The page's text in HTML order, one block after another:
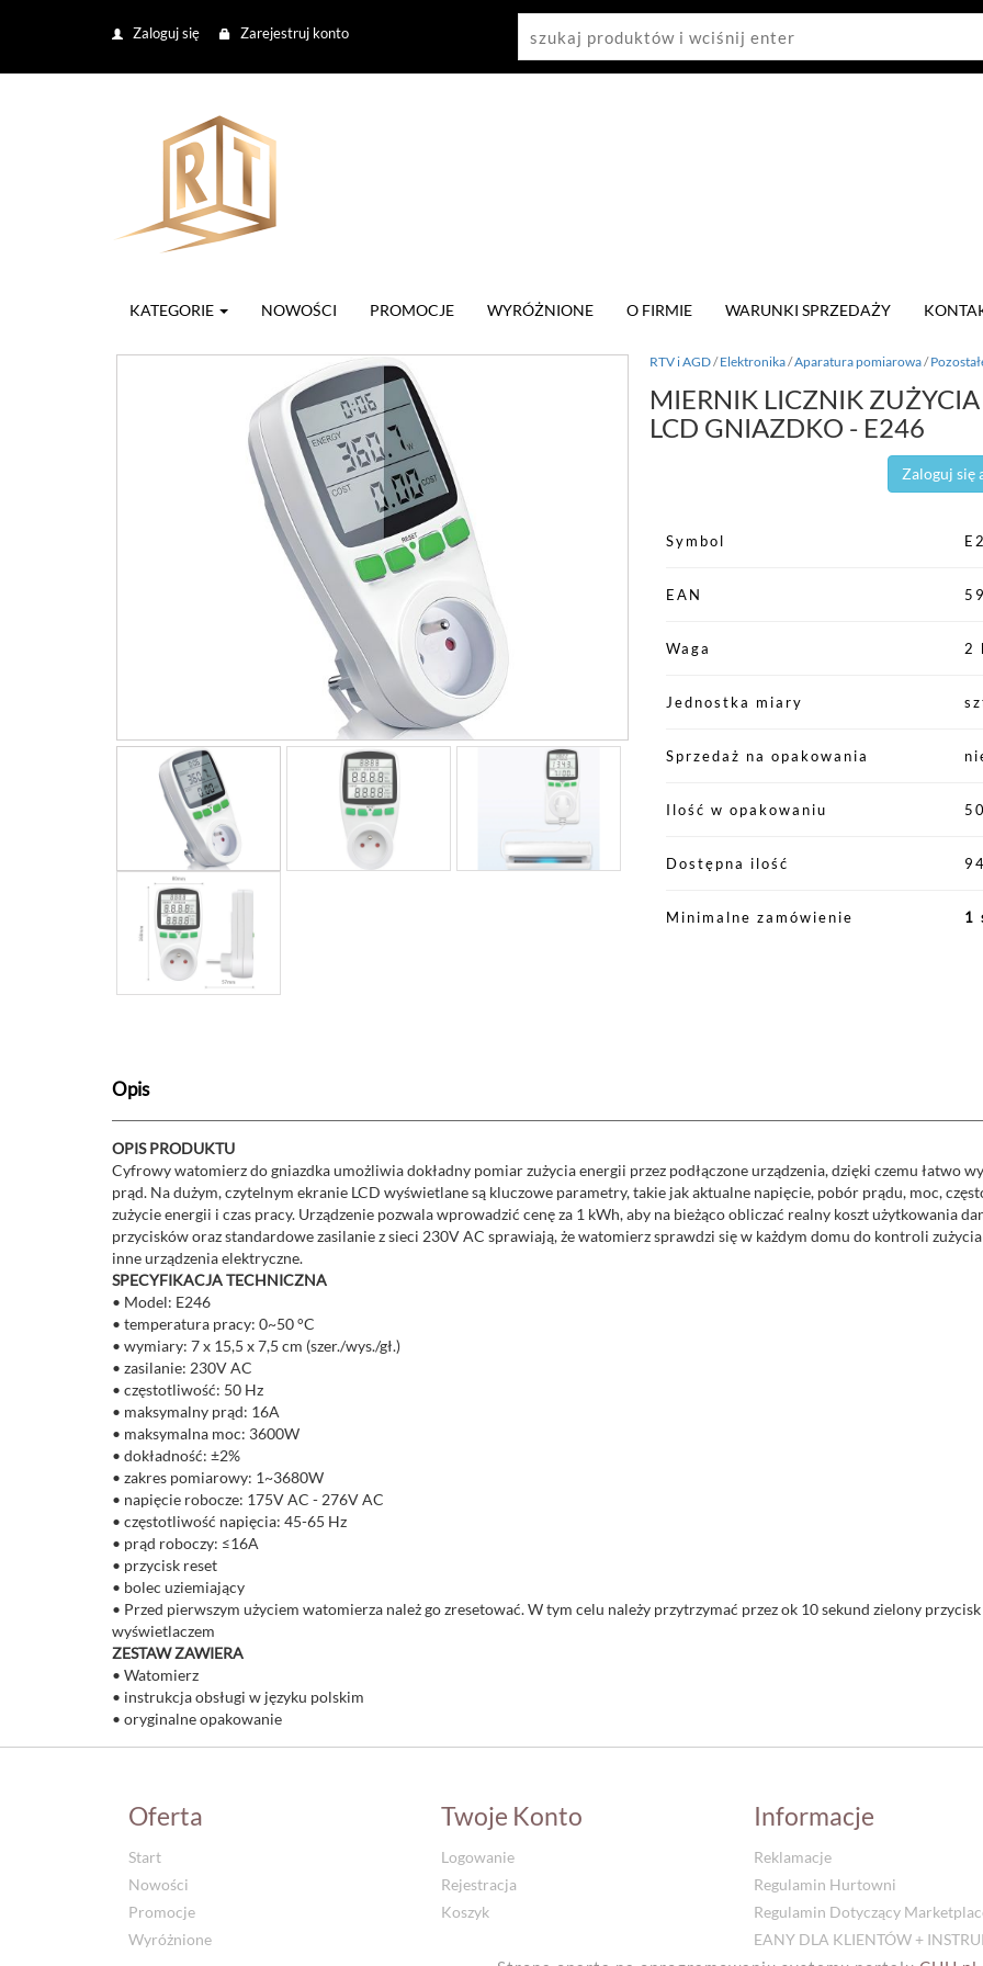
Zaloguj się Zarejestruj konto
KATEGORIE NOWOŚCI PROMOCJE WYRÓŻNIONE O FIRMIE WARUNKI SPRZEDAŻY
RTV i AGD/Elektronika/Aparatura pomiarowa/
MIERNIK LICZNIK
LCD GNIAZDKO - E246
Zaloguj się
Symbol
EAN
Waga 2
Jednostka miary
Sprzedaż na opakowania
Ilość w opakowaniu 50
Dostępna ilość
Minimalne zamówienie 1
Opis
OPIS PRODUKTU
Cyfrowy watomierz do gniazdka umożliwia dokładny pomiar zużycia energii przez podłączone urządzenia, dzięki czemu łatwo
prąd. Na dużym, czytelnym ekranie LCD wyświetlane są kluczowe parametry, takie jak aktualne napięcie, pobór prądu, moc,
zużycie energii i czas pracy. Urządzenie pozwala wprowadzić cenę za 1 kWh, aby na bieżąco obliczać realny koszt użytkowania
przycisków oraz standardowe zasilanie z sieci 230V AC sprawiają, że watomierz sprawdzi się w każdym domu do kontroli
inne urządzenia elektryczne.
SPECYFIKACJA TECHNICZNA
• Model: E246
• temperatura pracy: 0~50 °C
• wymiary: 7 x 15,5 x 7,5 cm (szer./wys./gł.)
• zasilanie: 230V AC
• częstotliwość: 50 Hz
• maksymalny prąd: 16A
• maksymalna moc: 3600W
• dokładność: ±2%
• zakres pomiarowy: 1~3680W
• napięcie robocze: 175V AC - 276V AC
• częstotliwość napięcia: 45-65 Hz
• prąd roboczy: ≤16A
• przycisk reset
• bolec uziemiający
• Przed pierwszym użyciem watomierza należ go zresetować. W tym celu należy przytrzymać przez ok 10 sekund zielony
wyświetlaczem
ZESTAW ZAWIERA
• Watomierz
• instrukcja obsługi w języku polskim
• oryginalne opakowanie
Oferta
Start
Nowości
Promocje
Wyróżnione
Twoje Konto
Logowanie
Rejestracja
Koszyk
Informacje
Reklamacje
Regulamin Hurtowni
Regulamin Dotyczący
EANY DLA KLIENTÓW +